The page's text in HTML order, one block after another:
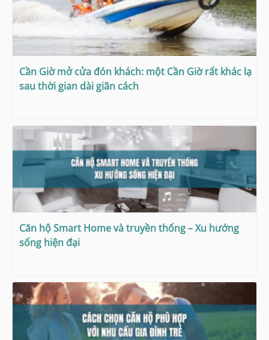
Cần Giờ mở cửa đón khách: một Cần Giờ rất khác lạ
sau thời gian dài giãn cách
Căn hộ Smart Home và truyền thống – Xu hướng
sống hiện đại